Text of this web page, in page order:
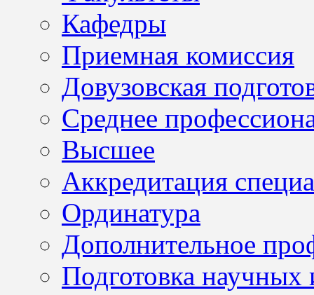
Кафедры
Приемная комиссия
Довузовская
Среднее
Высшее
Аккредитация
Ординатура
Дополнительное
Подготовка научных